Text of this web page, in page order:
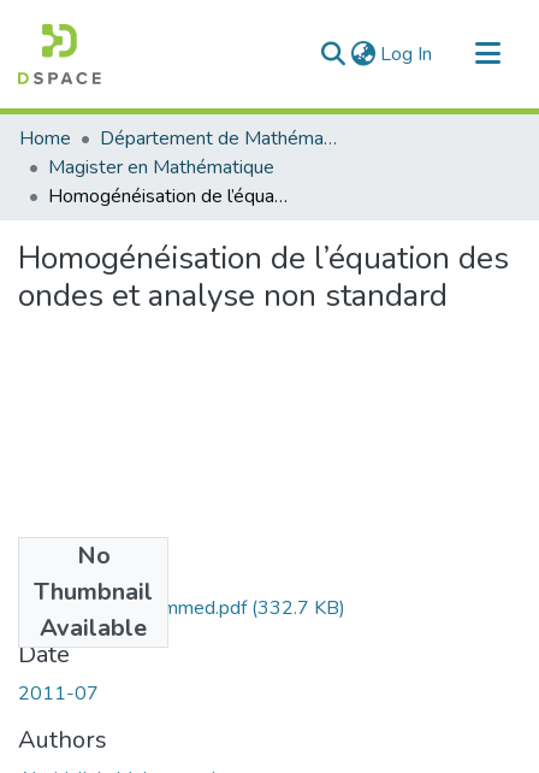
Log In (current)
Communities & Collections
All of DSpace
Statistics
Home
Département de Mathématique
Magister en Mathématique
Homogénéisation de l’équation des ondes et analyse non standard
Homogénéisation de l’équation des
ondes et analyse non standard
No
Thumbnail
Available
Abeidallah-Mohammed.pdf(332.7 KB)
Date
2011-07
Authors